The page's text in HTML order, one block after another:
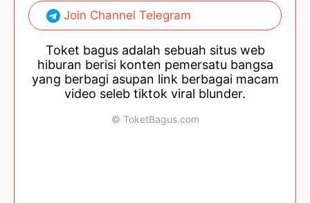
Join Channel Telegram
Toket bagus adalah sebuah situs web
hiburan berisi konten pemersatu bangsa
yang berbagi asupan link berbagai macam
video seleb tiktok viral blunder.
© ToketBagus.com